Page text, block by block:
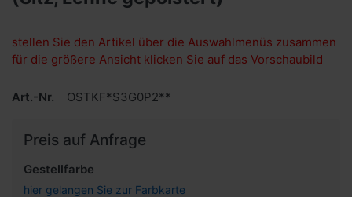
stellen Sie den Artikel über die Auswahlmenüs zusammen
für die größere Ansicht klicken Sie auf das Vorschaubild
Art.-Nr. OSTKF*S3G0P2**
Preis auf Anfrage
Gestellfarbe
hier gelangen Sie zur Farbkarte